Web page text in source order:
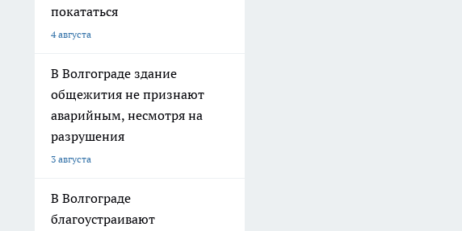
покататься
4 августа
В Волгограде здание
общежития не признают
аварийным, несмотря на
разрушения
3 августа
В Волгограде
благоустраивают